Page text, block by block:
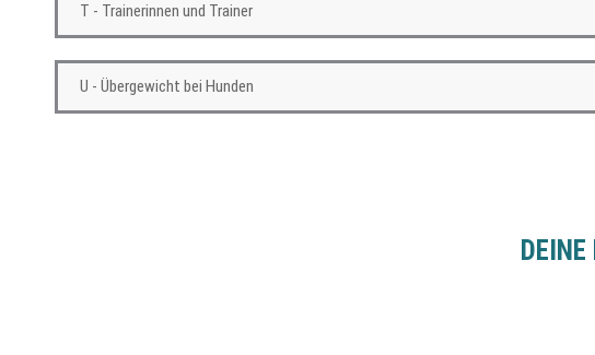
T - Trainerinnen und Trainer
U - Übergewicht bei Hunden